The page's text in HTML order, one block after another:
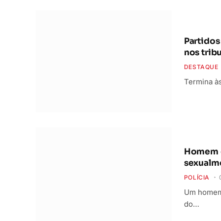
nos
DESTAQUE
Termina
Homem
POLÍCIA
Um
do…